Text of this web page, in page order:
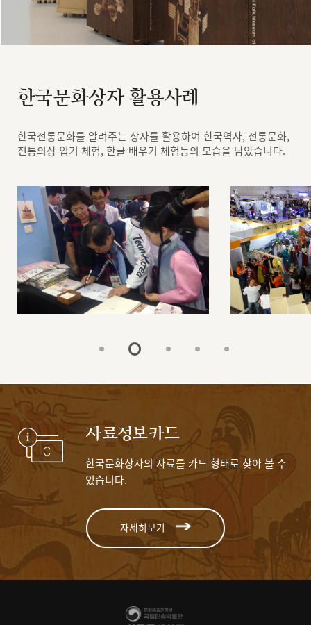
한국문화상자 활용사례
한국전통문화를 알려주는 상자를 활용하여 한국역사, 전통문화,
전통의상 입기 체험, 한글 배우기 체험등의 모습을 담았습니다.
자료정보카드
한국문화상자의 자료를 카드 형태로 찾아 볼 수
있습니다.
자세히보기